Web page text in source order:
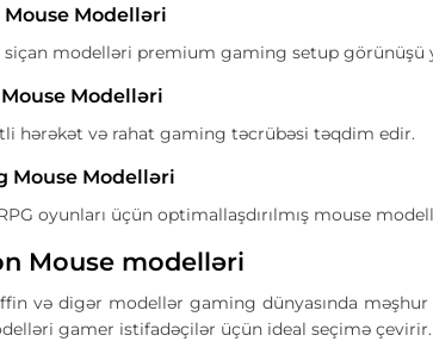
Mouse Modelləri
siçan modelləri premium gaming setup görünüşü
Modelləri
hərəkət və rahat gaming təcrübəsi təqdim edir.
Mouse Modelləri
oyunları üçün optimallaşdırılmış mouse
Mouse modelləri
və digər modellər gaming dünyasında məşhur
gamer istifadəçilər üçün ideal seçimə çevirir.